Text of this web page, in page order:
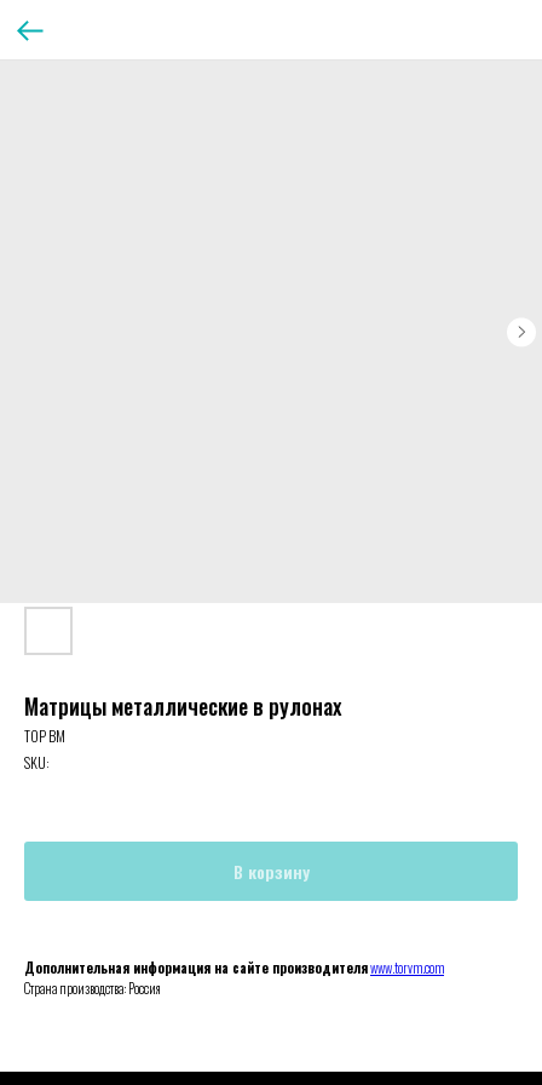
Матрицы металлические в рулонах
ТОР ВМ
SKU:
В корзину
Дополнительная информация на сайте производителяwww.torvm.com
Страна производства: Россия